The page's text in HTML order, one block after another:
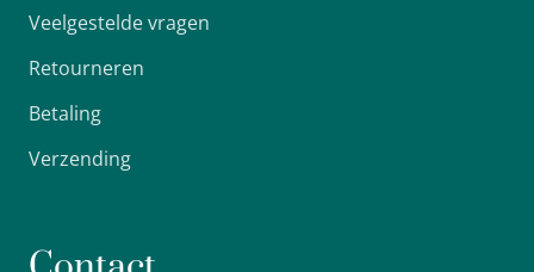
Veelgestelde vragen
Retourneren
Betaling
Verzending